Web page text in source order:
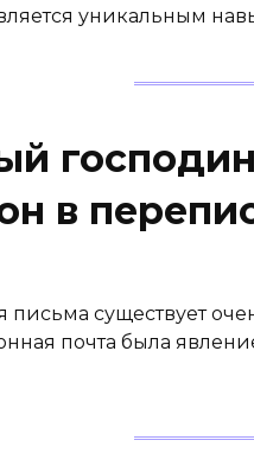
уникальным
в
письма существует
почта была